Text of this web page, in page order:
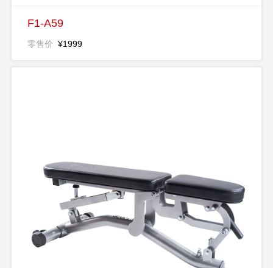
F1-A59
零售价 ¥1999